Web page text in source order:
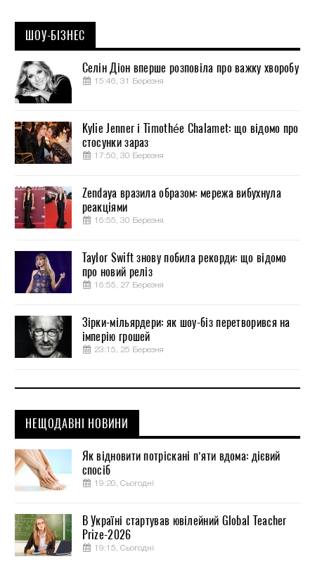
ШОУ-БІЗНЕС
Селін Діон вперше розповіла про важку хворобу
15:46, 31 Березня
Kylie Jenner і Timothée Chalamet: що відомо про
стосунки зараз
17:50, 30 Березня
Zendaya вразила образом: мережа вибухнула
реакціями
16:55, 30 Березня
Taylor Swift знову побила рекорди: що відомо
про новий реліз
16:55, 27 Березня
Зірки-мільярдери: як шоу-біз перетворився на
імперію грошей
23:15, 25 Березня
НЕЩОДАВНІ НОВИНИ
Як відновити потріскані п’яти вдома: дієвий
спосіб
19:20, Сьогодні
В Україні стартував ювілейний Global Teacher
Prize-2026
19:15, Сьогодні